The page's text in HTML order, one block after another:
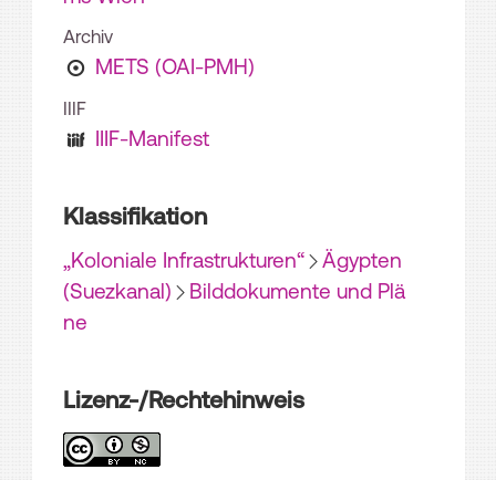
Archiv
METS (OAI-PMH)
IIIF
IIIF-Manifest
Klassifikation
„Koloniale Infrastrukturen“
Ägypten
(Suezkanal)
Bilddokumente und Plä
ne
Lizenz-/Rechtehinweis